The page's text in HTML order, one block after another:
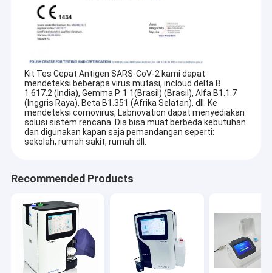
Kit Tes Cepat Antigen SARS-CoV-2 kami dapat
mendeteksi beberapa virus mutasi, incloud delta B.
1.617.2 (India), Gemma P. 1 1(Brasil) (Brasil), Alfa B1.1.7
(Inggris Raya), Beta B1.351 (Afrika Selatan), dll.
Ke
mendeteksi cornovirus, Labnovation dapat menyediakan
solusi sistem rencana. Dia bisa muat berbeda kebutuhan
dan digunakan kapan saja pemandangan seperti:
sekolah, rumah sakit, rumah dll
Recommended Products